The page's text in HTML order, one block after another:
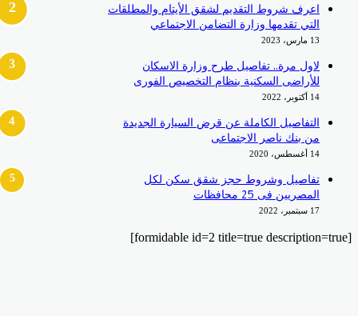
اعرف شروط التقديم لشقق الأيتام والمطلقات
التي تقدمها وزارة التضامن الاجتماعي
13 مارس، 2023
لاول مرة.. تفاصيل طرح وزارة الاسكان
للأراضى السكنية بنظام التخصيص الفورى
14 أكتوبر، 2022
التفاصيل الكاملة عن قرض السيارة الجديدة
من بنك ناصر الاجتماعى
14 أغسطس، 2020
تفاصيل وشروط حجز شقق سكن لكل
المصريين فى 25 محافظات
17 سبتمبر، 2022